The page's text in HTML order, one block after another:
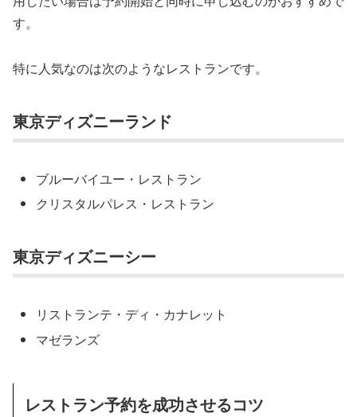
す。
特に人気なのは次のようなレストランです。
東京ディズニーランド
ブルーバイユー・レストラン
クリスタルパレス・レストラン
東京ディズニーシー
リストランテ・ディ・カナレット
マゼランズ
レストラン予約を成功させるコツ